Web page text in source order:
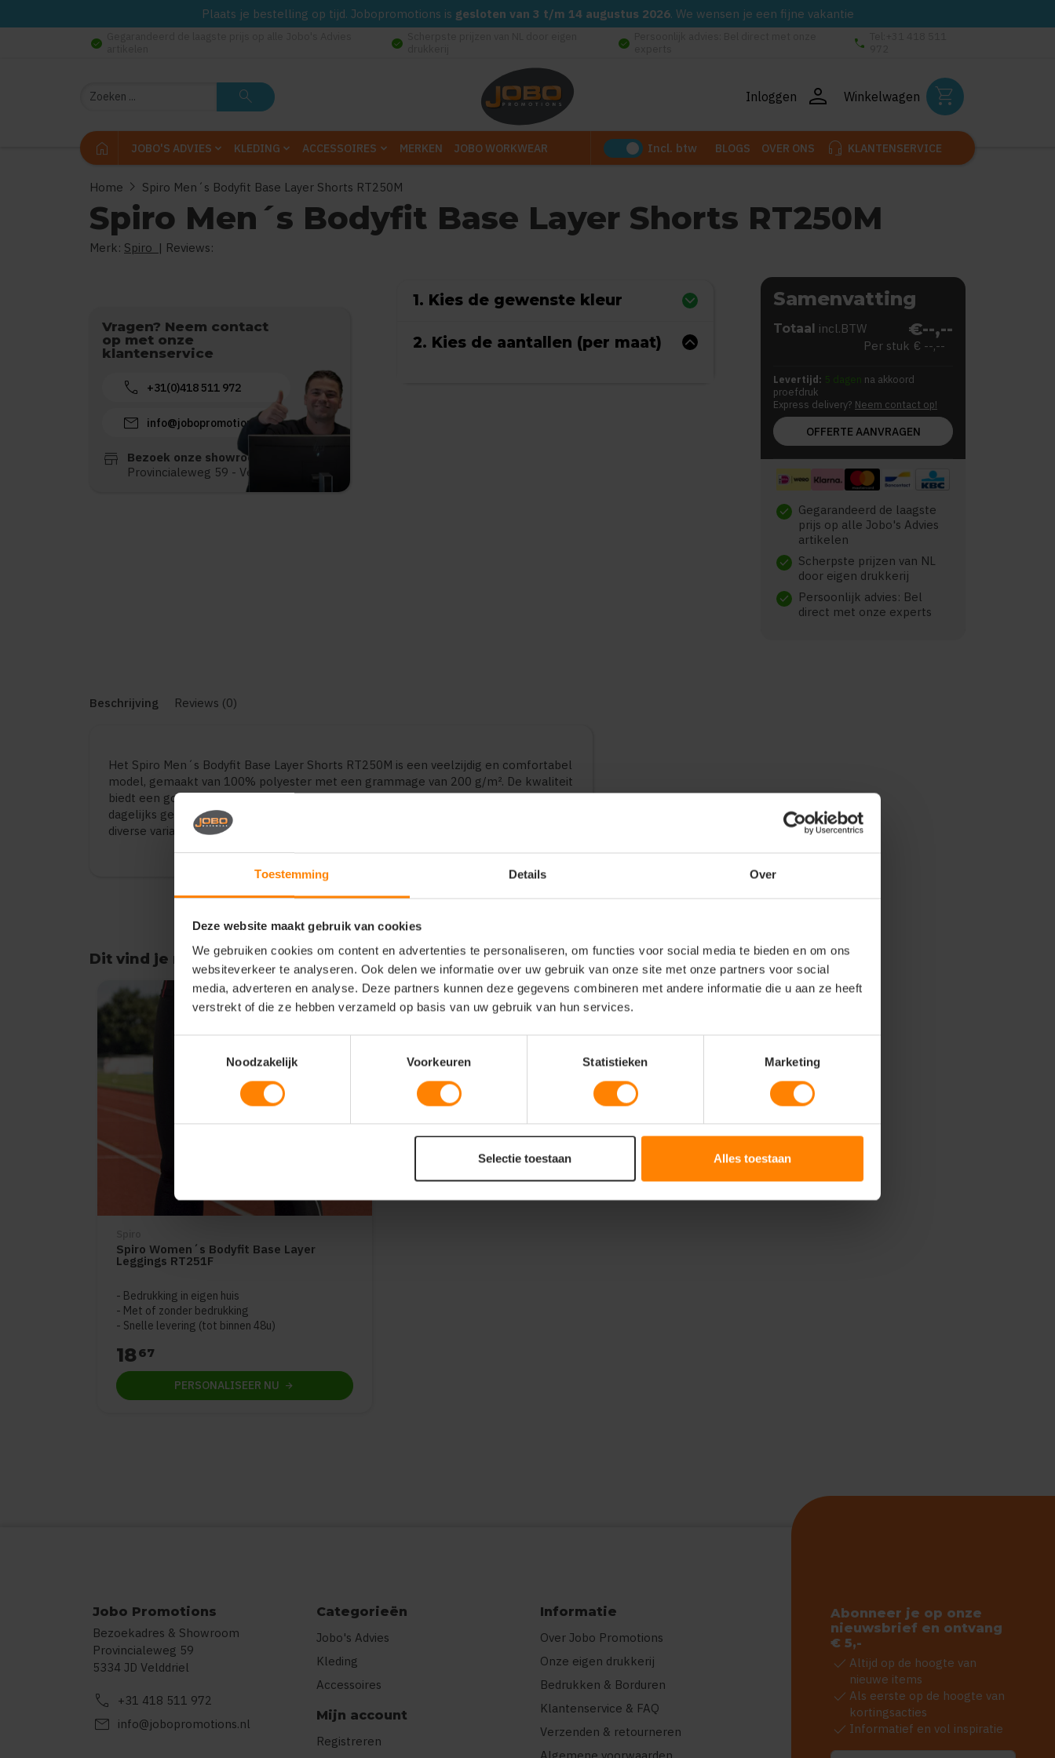
Toestemming Details Over
Deze website maakt gebruik van cookies
We gebruiken cookies om content en advertenties te personaliseren, om functies voor social media te bieden en om ons
websiteverkeer te analyseren. Ook delen we informatie over uw gebruik van onze site met onze partners voor social
media, adverteren en analyse. Deze partners kunnen deze gegevens combineren met andere informatie die u aan ze heeft
verstrekt of die ze hebben verzameld op basis van uw gebruik van hun services.
Noodzakelijk
Voorkeuren Statistieken Marketing
Selectie toestaan Alles toestaan
Plaats je bestelling op tijd. Jobopromotions is gesloten van 3 t/m 14 augustus 2026. We wensen je een fijne vakantie
check_circle check_circle check_circle phone
Zoeken search Inloggen person Winkelwagen shopping_cart
home JOBO'S ADVIES KLEDING ACCESSOIRES MERKEN JOBO WORKWEAR Incl. btw BLOGS OVER ONS headset_mic KLANTENSERVICE
Home chevron_right Spiro Men´s Bodyfit Base Layer Shorts RT250M
Spiro Men´s Bodyfit Base Layer Shorts RT250M
Merk: Spiro | Reviews:
Vragen? Neem contact
op met onze
klantenservice
call +31(0)418 511 972
mail info@jobopromotions.nl
store
Bezoek onze showroom:
Provincialeweg 59 - Velddriel
1. Kies de gewenste kleur
2. Kies de aantallen (per maat)
Samenvatting
Totaal incl.BTW €--,--
Per stuk € --,--
Levertijd: 5 dagen na akkoord
proefdruk
Express delivery? Neem contact op!
OFFERTE AANVRAGEN
check Gegarandeerd de laagste
prijs op alle Jobo's Advies
artikelen
check Scherpste prijzen van NL
door eigen drukkerij
check
Persoonlijk advies: Bel
direct met onze experts
Beschrijving Reviews (0)
Het Spiro Men´s Bodyfit Base Layer Shorts RT250M is een veelzijdig en comfortabel
model, gemaakt van 100% polyester met een grammage van 200 g/m². De kwaliteit
biedt een goede balans tussen draagcomfort en duurzaamheid. Geschikt voor
dagelijks gebruik, bedrijfskleding en promotionele toepassingen. Verkrijgbaar in
diverse varianten en maten.
Dit vind je misschien ook leuk
Items van productcarrousel
Spiro Women´s Bodyfit Base Layer
Leggings RT251F
Bedrukking in eigen huis
Met of zonder bedrukking
Snelle levering (tot binnen 48u)
1867
PERSONALISEER NU
Jobo Promotions
Bezoekadres & Showroom
Provincialeweg 59
5334 JD Velddriel
call +31 418 511 972
mail info@jobopromotions.nl
Categorieën
Jobo's Advies
Kleding
Accessoires
Mijn account
Registreren
Informatie
Over Jobo Promotions
Onze eigen drukkerij
Bedrukken & Borduren
Klantenservice & FAQ
Verzenden & retourneren
Abonneer je op onze
nieuwsbrief en ontvang
€ 5,-
check Altijd op de hoogte van
nieuwe items
check Als eerste op de hoogte van
kortingsacties
check Informatief en vol inspiratie